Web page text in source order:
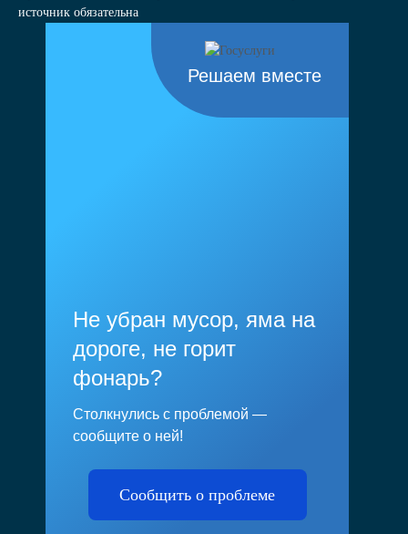
источник обязательна
Решаем вместе
Не убран мусор, яма на
дороге, не горит
фонарь?
Столкнулись с проблемой —
сообщите о ней!
Сообщить о проблеме